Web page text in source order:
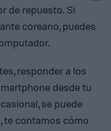
de repuesto. Si
coreano, puedes
responder a los
desde tu
se puede
te contamos cómo